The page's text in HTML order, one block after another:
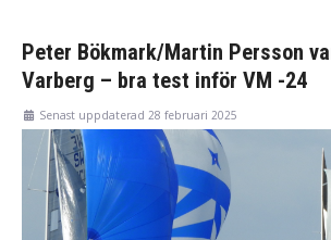
Peter Bökmark/Martin Persson
Varberg – bra test inför VM -24
Senast uppdaterad 28 februari 2025